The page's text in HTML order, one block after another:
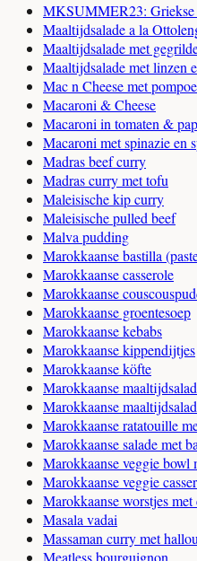
MKSUMMER23: Griekse
Maaltijdsalade a la
Maaltijdsalade met
Maaltijdsalade met linzen
Mac n Cheese met
Macaroni & Cheese
Macaroni in tomaten &
Macaroni met spinazie en
Madras beef curry
Madras curry met tofu
Maleisische kip curry
Maleisische pulled beef
Malva pudding
Marokkaanse bastilla
Marokkaanse casserole
Marokkaanse
Marokkaanse groentesoep
Marokkaanse kebabs
Marokkaanse kippendijtjes
Marokkaanse köfte
Marokkaanse
Marokkaanse
Marokkaanse ratatouille
Marokkaanse salade met
Marokkaanse veggie bowl
Marokkaanse veggie
Marokkaanse worstjes met
Masala vadai
Massaman curry met
Meatless bourguignon